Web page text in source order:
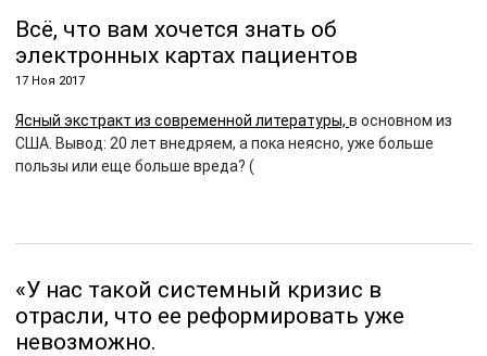
Всё, что вам хочется знать об
электронных картах пациентов
17 Ноя 2017
Ясный экстракт из современной литературы, в основном из
США. Вывод: 20 лет внедряем, а пока неясно, уже больше
пользы или еще больше вреда? (
«У нас такой системный кризис в
отрасли, что ее реформировать уже
невозможно.